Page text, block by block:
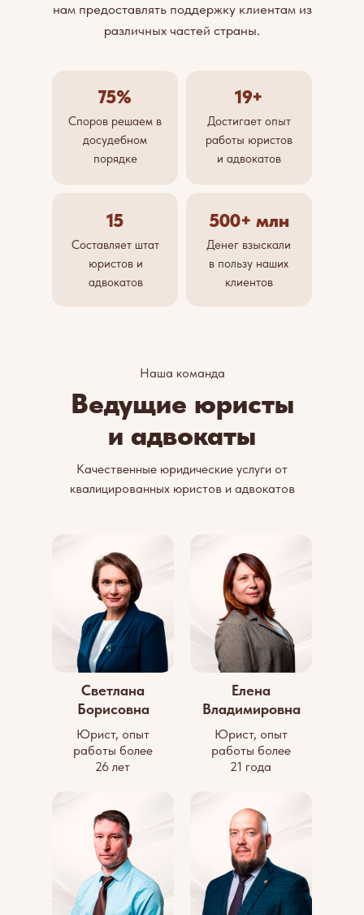
нам предоставлять поддержку клиентам из
различных частей страны.
75%
Споров решаем в
досудебном
порядке
19+
Достигает опыт
работы юристов
и адвокатов
15
Составляет штат
юристов и
адвокатов
500+ млн
Денег взыскали
в пользу наших
клиентов
Ведущие юристы
и адвокаты
Наша команда
Качественные юридические услуги от
квалицированных юристов и адвокатов
Елена
Владимировна
Юрист, опыт
работы более
21 года
Светлана
Борисовна
Юрист, опыт
работы более
26 лет